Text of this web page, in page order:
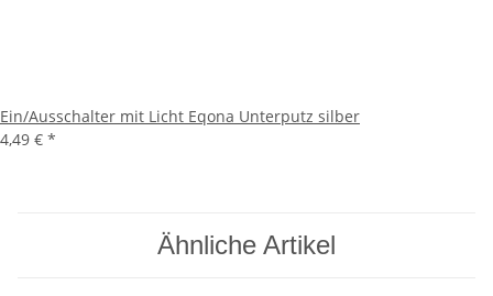
Ein/Ausschalter mit Licht Eqona Unterputz silber
4,49 € *
Ähnliche Artikel